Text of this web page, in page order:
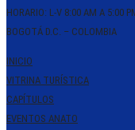
HORARIO: L-V 8:00 AM A 5:00
BOGOTÁ D.C. – COLOMBIA
INICIO
VITRINA TURÍSTICA
CAPÍTULOS
EVENTOS ANATO